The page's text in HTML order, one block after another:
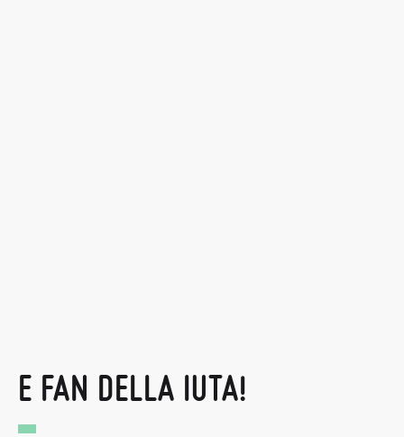
E FAN DELLA IUTA!